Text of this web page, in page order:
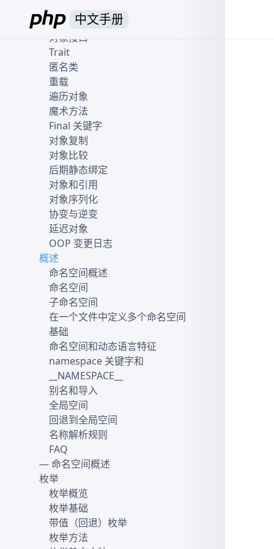
中文手册
抽象类
对象接口
Trait
匿名类
重载
遍历对象
魔术方法
Final 关键字
对象复制
对象比较
后期静态绑定
对象和引用
对象序列化
协变与逆变
延迟对象
OOP 变更日志
概述
命名空间概述
命名空间
子命名空间
在一个文件中定义多个命名空间
基础
命名空间和动态语言特征
namespace 关键字和
__NAMESPACE__
别名和导入
全局空间
回退到全局空间
名称解析规则
FAQ
— 命名空间概述
枚举
枚举概览
枚举基础
带值（回退）枚举
枚举方法